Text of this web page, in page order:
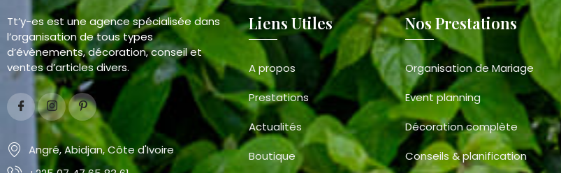
Tt’y-es est une agence spécialisée dans
l’organisation de tous types
d’évènements, décoration, conseil et
ventes d’articles divers.
Angré, Abidjan, Côte d'Ivoire
Liens Utiles
A propos
Prestations
Actualités
Boutique
Nos Prestations
Organisation de Mariage
Event planning
Décoration complète
Conseils & planification